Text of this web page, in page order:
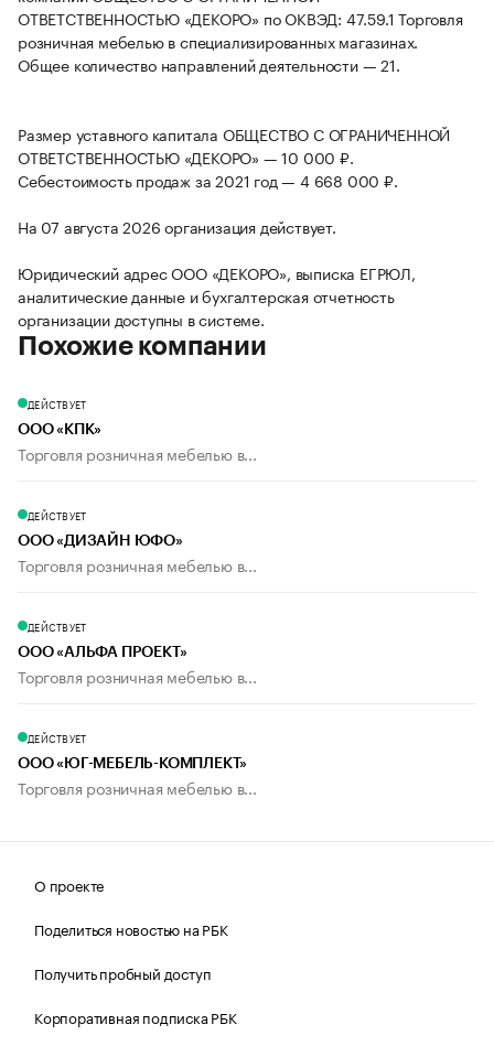
ОТВЕТСТВЕННОСТЬЮ «ДЕКОРО» по ОКВЭД: 47.59.1 Торговля
розничная мебелью в специализированных магазинах.
Общее количество направлений деятельности — 21.
Размер уставного капитала ОБЩЕСТВО С ОГРАНИЧЕННОЙ
ОТВЕТСТВЕННОСТЬЮ «ДЕКОРО» — 10 000 ₽.
Себестоимость продаж за 2021 год — 4 668 000 ₽.
На 07 августа 2026 организация действует.
Юридический адрес ООО «ДЕКОРО», выписка ЕГРЮЛ,
аналитические данные и бухгалтерская отчетность
организации доступны в системе.
Похожие компании
ДЕЙСТВУЕТ
ООО «КПК»
Торговля розничная мебелью в...
ДЕЙСТВУЕТ
ООО «ДИЗАЙН ЮФО»
Торговля розничная мебелью в...
ДЕЙСТВУЕТ
ООО «АЛЬФА ПРОЕКТ»
Торговля розничная мебелью в...
ДЕЙСТВУЕТ
ООО «ЮГ-МЕБЕЛЬ-КОМПЛЕКТ»
Торговля розничная мебелью в...
О проекте
Поделиться новостью на РБК
Получить пробный доступ
Корпоративная подписка РБК